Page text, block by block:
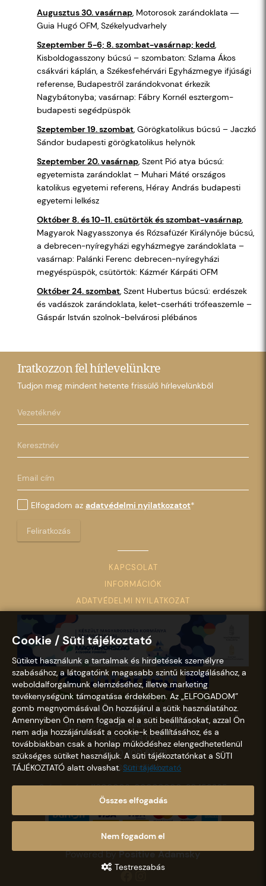
Augusztus 30. vasárnap, Motorosok zarándoklata ―
Guia Hugó OFM, Székelyudvarhely
Szeptember 5-6; 8. szombat-vasárnap; kedd,
Kisboldogasszony búcsú – szombaton: Szlama Ákos
csákvári káplán, a Székesfehérvári Egyházmegye ifjúsági
referense, Budapestről zarándokvonat érkezik
Nagybátonyba; vasárnap: Fábry Kornél esztergom-
budapesti segédpüspök
Szeptember 19. szombat, Görögkatolikus búcsú – Jaczkó
Sándor budapesti görögkatolikus helynök
Szeptember 20. vasárnap, Szent Pió atya búcsú:
egyetemista zarándoklat – Muhari Máté országos
katolikus egyetemi referens, Héray András budapesti
egyetemi lelkész
Október 8. és 10-11. csütörtök és szombat-vasárnap,
Magyarok Nagyasszonya és Rózsafüzér Királynője búcsú,
a debrecen-nyíregyházi egyházmegye zarándoklata –
vasárnap: Palánki Ferenc debrecen-nyíregyházi
megyéspüspök, csütörtök: Kázmér Kárpáti OFM
Október 24. szombat, Szent Hubertus búcsú: erdészek
és vadászok zarándoklata, kelet-cserháti trófeaszemle –
Gáspár István szolnok-belvárosi plébános
Iratkozzon fel hírlevelünkre
Tudjon meg mindent hetente frissülő hírlevelünkből
Elfogadom az adatvédelmi nyilatkozatot*
Feliratkozás
KAPCSOLAT
INFORMÁCIÓK
ADATVÉDELMI NYILATKOZAT
Nemzeti Kegyhely
H-3077, Mátraverebély-Szentkút 14.
06 32 418 029
06 20 400 58 78
info@szentkut.hu
Számlaszám: 11600006-00000000-30458365
Copyright © 2021 - 2026 Szentkút |
Powered byPositive Adamsky
Cookie / Süti tájékoztató
Sütiket használunk a tartalmak és hirdetések személyre
szabásához, a látogatóink magasabb szintű kiszolgálásához, a
weboldalforgalmunk elemzéséhez, illetve marketing
tevékenységünk támogatása érdekében. Az „ELFOGADOM”
gomb megnyomásával Ön hozzájárul a sütik használatához.
Amennyiben Ön nem fogadja el a süti beállításokat, azzal Ön
nem adja hozzájárulását a cookie-k beállításához, és a
továbbiakban csak a honlap működéshez elengedhetetlenül
szükséges sütiket használjuk. A süti tájékoztatónkat a SÜTI
TÁJÉKOZTATÓ alatt olvashat. Süti tájékoztató
Összes elfogadás
Nem fogadom el
Testreszabás